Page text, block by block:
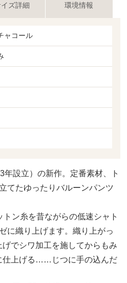
ズ詳細 環境情報
ャコール
設立）の新作。定番素材、ト
てたゆったりバルーンパンツ
ン糸を昔ながらの低速シャト
に織り上げます。織り上がっ
でシワ加工を施してからもみ
仕上げる……じつに手の込んだ